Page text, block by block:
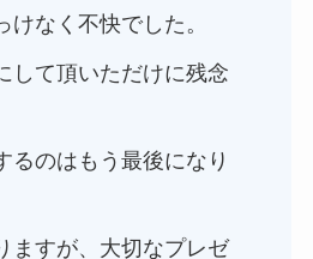
けなく不快でした。
して頂いただけに残念
るのはもう最後になり
ますが、大切なプレゼ